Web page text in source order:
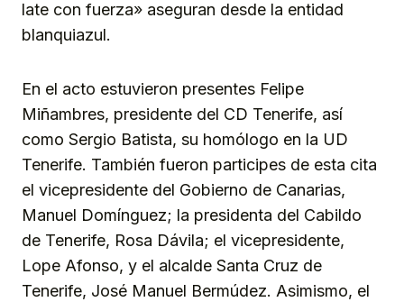
late con fuerza» aseguran desde la entidad
blanquiazul.
En el acto estuvieron presentes Felipe
Miñambres, presidente del CD Tenerife, así
como Sergio Batista, su homólogo en la UD
Tenerife. También fueron participes de esta cita
el vicepresidente del Gobierno de Canarias,
Manuel Domínguez; la presidenta del Cabildo
de Tenerife, Rosa Dávila; el vicepresidente,
Lope Afonso, y el alcalde Santa Cruz de
Tenerife, José Manuel Bermúdez. Asimismo, el